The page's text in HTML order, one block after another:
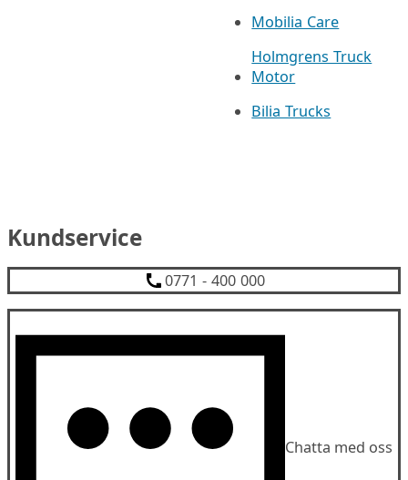
Mobilia Care
Holmgrens Truck
Motor
Bilia Trucks
Kundservice
0771 - 400 000
Chatta med oss